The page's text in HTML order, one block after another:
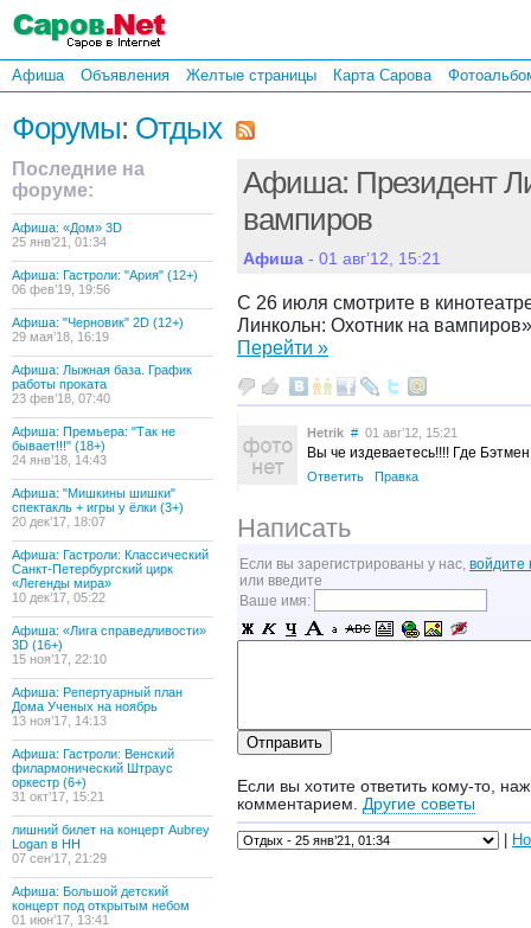
Афиша Объявления Желтые страницы Карта Сарова
Форумы: Отдых
Последние на
форуме:
Афиша: «Дом» 3D
25 янв’21, 01:34
Афиша: Гастроли: "Ария" (12+)
06 фев’19, 19:56
Афиша: "Черновик" 2D (12+)
29 мая’18, 16:19
Афиша: Лыжная база. График
работы проката
23 фев’18, 07:40
Афиша: Премьера: "Так не
бывает!!!" (18+)
24 янв’18, 14:43
Афиша: "Мишкины шишки"
спектакль + игры у ёлки (3+)
20 дек’17, 18:07
Афиша: Гастроли: Классический
Санкт-Петербургский цирк
«Легенды мира»
10 дек’17, 05:22
Афиша: «Лига справедливости»
3D (16+)
15 ноя’17, 22:10
Афиша: Репертуарный план
Дома Ученых на ноябрь
13 ноя’17, 14:13
Афиша: Гастроли: Венский
филармонический Штраус
оркестр (6+)
31 окт’17, 15:21
лишний билет на концерт Aubrey
Logan в НН
07 сен’17, 21:29
Афиша: Большой детский
концерт под открытым небом
01 июн’17, 13:41
Афиша: Президент
вампиров
Афиша - 01 авг’12, 15:21
С 26 июля смотрите в
Линкольн: Охотник на
Перейти »
Hetrik # 01 авг’12, 15:21
Вы че издеваетесь!!!! Где
Ответить Правка
Написать
Если вы зарегистрированы у нас, войдите
или введите
Ваше имя:
Если вы хотите ответить кому-то,
комментарием. Другие советы